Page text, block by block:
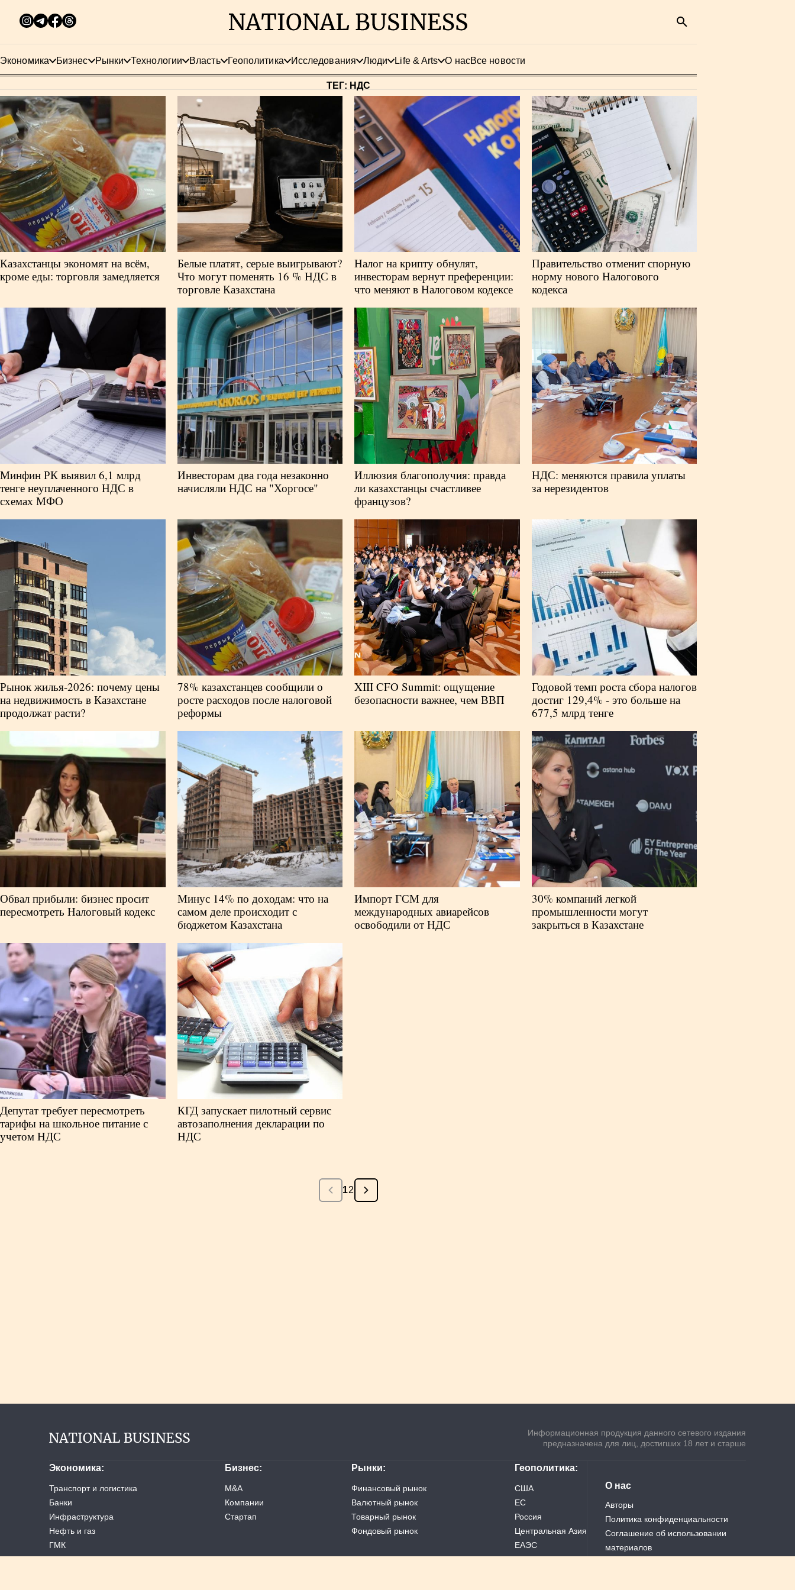
Экономика Бизнес Рынки Технологии Власть Геополитика Исследования Люди Life & Arts О насВсе новости
ТЕГ: НДС
Казахстанцы экономят на всём,
кроме еды: торговля замедляется
Белые платят, серые выигрывают?
Что могут поменять 16 % НДС в
торговле Казахстана
Налог на крипту обнулят,
инвесторам вернут преференции:
что меняют в Налоговом кодексе
Правительство отменит спорную
норму нового Налогового
кодекса
Минфин РК выявил 6,1 млрд
тенге неуплаченного НДС в
схемах МФО
Инвесторам два года незаконно
начисляли НДС на "Хоргосе"
Иллюзия благополучия: правда
ли казахстанцы счастливее
французов?
НДС: меняются правила уплаты
за нерезидентов
Рынок жилья-2026: почему цены
на недвижимость в Казахстане
продолжат расти?
78% казахстанцев сообщили о
росте расходов после налоговой
реформы
XIII CFO Summit: ощущение
безопасности важнее, чем ВВП
Годовой темп роста сбора налогов
достиг 129,4% - это больше на
677,5 млрд тенге
Обвал прибыли: бизнес просит
пересмотреть Налоговый кодекс
Минус 14% по доходам: что на
самом деле происходит с
бюджетом Казахстана
Импорт ГСМ для
международных авиарейсов
освободили от НДС
30% компаний легкой
промышленности могут
закрыться в Казахстане
Депутат требует пересмотреть
тарифы на школьное питание с
учетом НДС
КГД запускает пилотный сервис
автозаполнения декларации по
НДС
12
Информационная продукция данного сетевого издания
предназначена для лиц, достигших 18 лет и старше
Экономика
Транспорт и логистика
Банки
Инфраструктура
Нефть и газ
ГМК
Услуги
Бизнес
M&A
Компании
Стартап
Рынки
Финансовый рынок
Валютный рынок
Товарный рынок
Фондовый рынок
Геополитика
США
ЕС
Россия
Центральная Азия
ЕАЭС
Китай
О нас
Авторы
Политика конфиденциальности
Соглашение об использовании
материалов